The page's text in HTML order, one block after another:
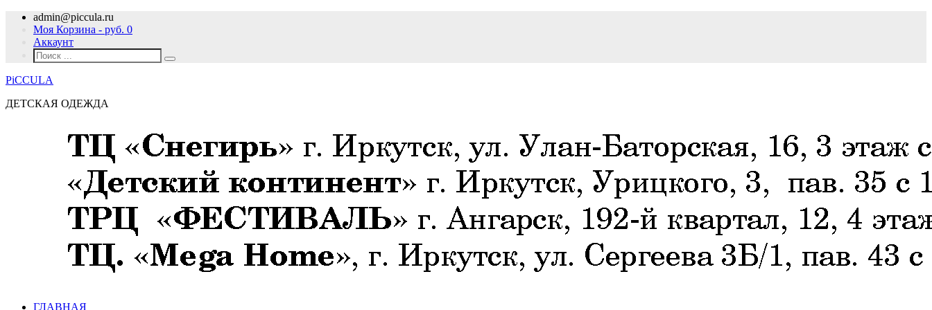
admin@piccula.ru
Моя Корзина - руб. 0
Аккаунт
PiCCULA
ДЕТСКАЯ ОДЕЖДА
ГЛАВНАЯ